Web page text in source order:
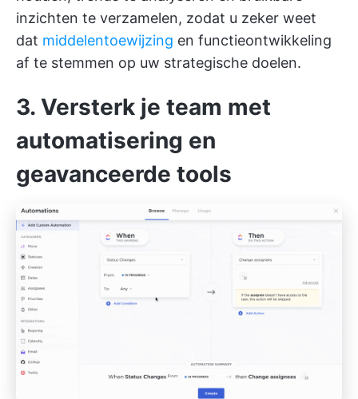
inzichten te verzamelen, zodat u zeker weet
dat middelentoewijzing en functieontwikkeling
af te stemmen op uw strategische doelen.
3. Versterk je team met
automatisering en
geavanceerde tools